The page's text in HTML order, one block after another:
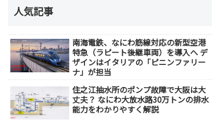
人気記事
南海電鉄、なにわ筋線対応の新型空港
特急（ラピート後継車両）を導入へ デ
ザインはイタリアの「ピニンファリー
ナ」が担当
住之江抽水所のポンプ故障で大阪は大
丈夫？ なにわ大放水路30万トンの排水
能力をわかりやすく解説